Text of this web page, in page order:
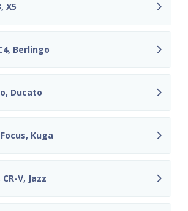
X5
Berlingo
Ducato
Kuga
V, Jazz